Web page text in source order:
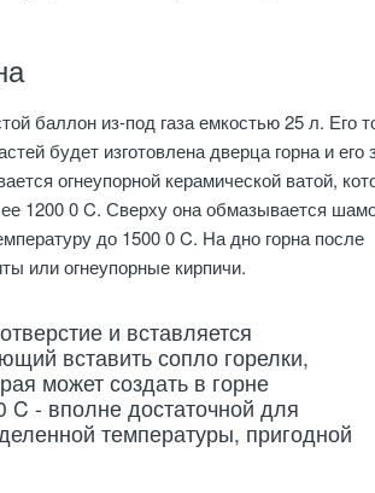
баллон из-под газа емкостью 25 л. Его
будет изготовлена дверца горна и его
огнеупорной керамической ватой,
1200 0 C. Сверху она обмазывается
до 1500 0 C. На дно горна после
или огнеупорные кирпичи.
и вставляется
вставить сопло горелки,
может создать в горне
C - вполне достаточной для
температуры, пригодной